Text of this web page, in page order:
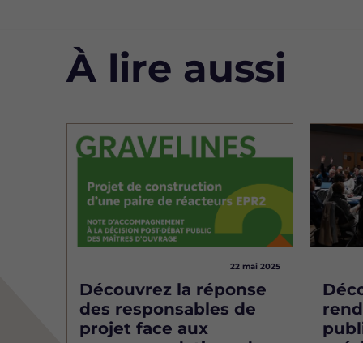
À lire aussi
Image
22 mai 2025
Découvrez la réponse
des responsables de
projet face aux